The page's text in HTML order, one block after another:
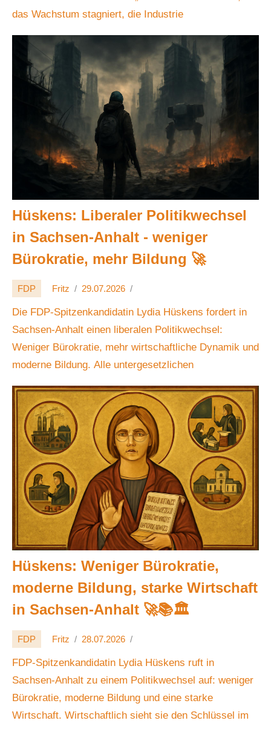
das Wachstum stagniert, die Industrie
Hüskens: Liberaler Politikwechsel
in Sachsen-Anhalt - weniger
Bürokratie, mehr Bildung 🚀
FDP Fritz 29.07.2026
Die FDP-Spitzenkandidatin Lydia Hüskens fordert in
Sachsen-Anhalt einen liberalen Politikwechsel:
Weniger Bürokratie, mehr wirtschaftliche Dynamik und
moderne Bildung. Alle untergesetzlichen
Hüskens: Weniger Bürokratie,
moderne Bildung, starke Wirtschaft
in Sachsen-Anhalt 🚀📚🏛️
FDP Fritz 28.07.2026
FDP-Spitzenkandidatin Lydia Hüskens ruft in
Sachsen-Anhalt zu einem Politikwechsel auf: weniger
Bürokratie, moderne Bildung und eine starke
Wirtschaft. Wirtschaftlich sieht sie den Schlüssel im